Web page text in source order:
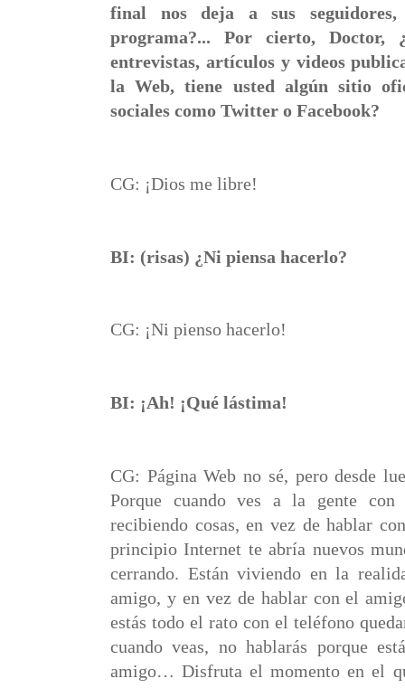
final nos deja a sus
programa?... Por cierto, Doctor,
entrevistas, artículos y videos
la Web, tiene usted algún sitio
sociales como Twitter o Facebook?
CG: ¡Dios me libre!
BI: (risas) ¿Ni piensa hacerlo?
CG: ¡Ni pienso hacerlo!
BI: ¡Ah! ¡Qué lástima!
CG: Página Web no sé, pero desde
Porque cuando ves a la gente
recibiendo cosas, en vez de hablar
principio Internet te abría nuevos
cerrando. Están viviendo en la
amigo, y en vez de hablar con el
estás todo el rato con el teléfono
cuando veas, no hablarás porque
amigo… Disfruta el momento en el